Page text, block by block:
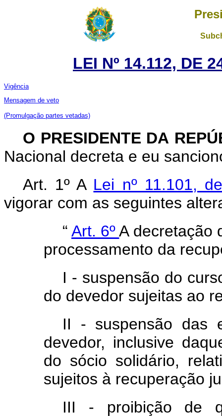
LEI Nº 14.112, DE
Vigência
Mensagem de veto
(Promulgação partes vetadas)
O PRESIDENTE DA
Nacional decreta e eu
Art. 1º A Lei nº 11.101,
vigorar com as seguintes
“Art. 6ºA decretação
processamento da
I - suspensão do
do devedor sujeitas ao
II - suspensão das
devedor, inclusive
do sócio solidário,
sujeitos à recuperação
III - proibição de